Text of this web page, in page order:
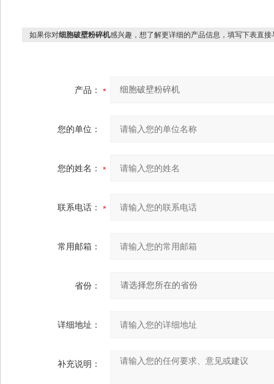
如果你对细胞破壁粉碎机感兴趣，想了解更详细的产品信息，填写下表直接
产品：
您的单位：
您的姓名：
联系电话：
常用邮箱：
省份：
详细地址：
补充说明：